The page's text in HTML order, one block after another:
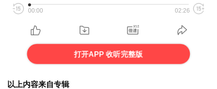
00:00 02:26
打开APP 收听完整版
以上内容来自专辑